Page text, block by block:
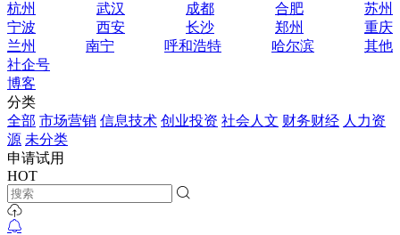
杭州
武汉 成都 合肥
苏州
宁波
西安 长沙 郑州
重庆
兰州
南宁 呼和浩特 哈尔滨
其他
社企号
博客
分类
全部 市场营销 信息技术 创业投资 社会人文 财务财经 人力资
源 未分类
申请试用
HOT